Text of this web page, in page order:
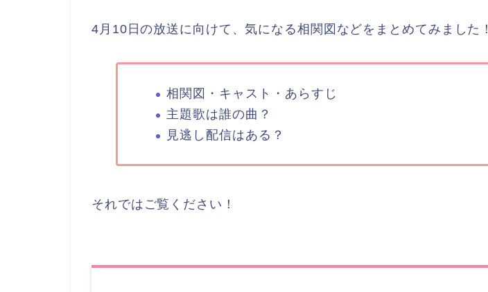
4月10日の放送に向けて、気になる相関図などをまとめてみました！
相関図・キャスト・あらすじ
主題歌は誰の曲？
見逃し配信はある？
それではご覧ください！